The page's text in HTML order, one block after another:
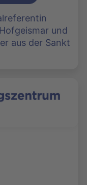
und
aus der Sankt